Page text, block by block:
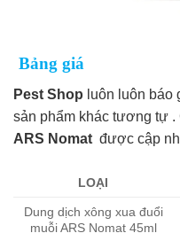
Bảng giá
Pest Shop luôn luôn báo
sản phẩm khác tương tự .
ARS Nomat được cập
LOẠI
Dung dịch xông xua đuổi
muỗi ARS Nomat 45ml